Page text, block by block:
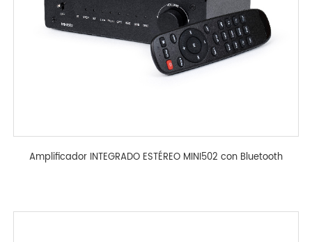
Amplificador INTEGRADO ESTÉREO MINI502 con Bluetooth